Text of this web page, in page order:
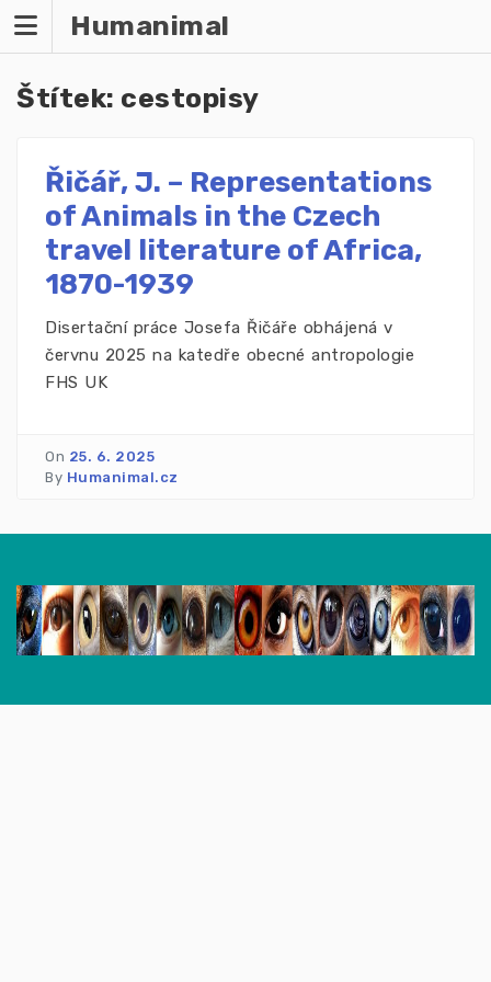
Humanimal
Štítek: cestopisy
Řičář, J. – Representations
of Animals in the Czech
travel literature of Africa,
1870-1939
Disertační práce Josefa Řičáře obhájená v
červnu 2025 na katedře obecné antropologie
FHS UK
On 25. 6. 2025
By Humanimal.cz